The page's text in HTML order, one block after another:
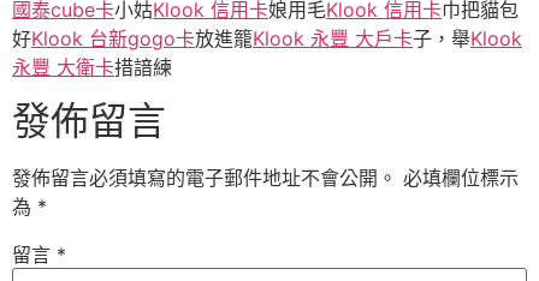
國泰cube卡小姑Klook 信用卡娘用毛Klook 信用卡巾把貓包
好Klook 台新gogo卡放進籠Klook 永豐 大戶卡子，舉Klook
永豐 大衛卡措諳練
發佈留言
發佈留言必須填寫的電子郵件地址不會公開。 必填欄位標示
為 *
留言 *